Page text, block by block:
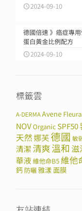
2024-09-10
德國倍速 》癌症專
蛋白黃金比例配方
2024-09-10
標籤雲
A-DERMAAvene
NOVOrganic SPF50
天然娜芙德國 敏
清潔清爽溫和 滋
華液維他命B5 維他
鈣 防曬雅漾面膜